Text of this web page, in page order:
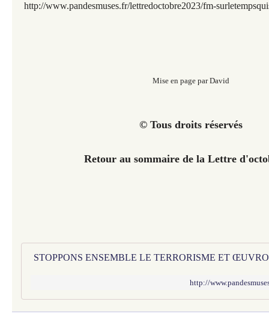
http://www.pandesmuses.fr/lettredoctobre2023/fm-
Mise en page par David
© Tous droits réservés
Retour au sommaire de la Lettre
http://